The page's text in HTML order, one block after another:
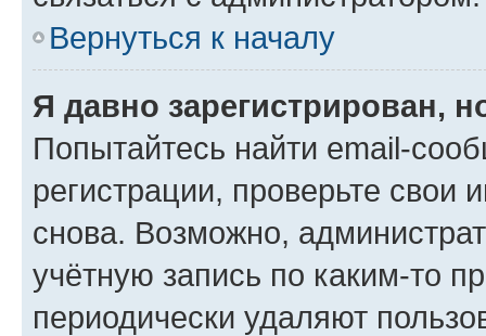
Вернуться к началу
Я давно зарегистрирован,
Попытайтесь найти email-
регистрации, проверьте свои
снова. Возможно,
учётную запись по каким-то
периодически удаляют